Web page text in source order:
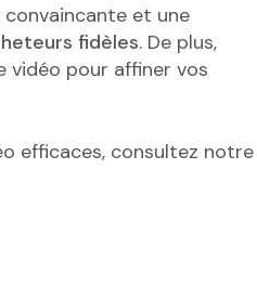
et une
fidèles. De plus,
vidéo pour affiner vos
efficaces, consultez notre